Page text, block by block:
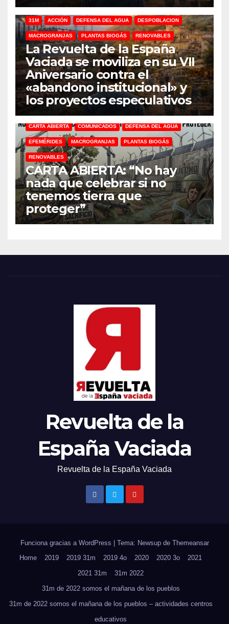
31M ACCIÓN DEFENSA DEL AGUA DESPOBLACION
MACROGRANJAS PLANTAS BIOGÁS RENOVABLES
La Revuelta de la España
Vaciada se moviliza en su VII
Aniversario contra el
«abandono institucional» y
los proyectos especulativos
CARTA ABIERTA COMUNICADOS DEFENSA DEL AGUA
EFEMÉRIDES MACROGRANJAS PLANTAS BIOGÁS
RENOVABLES
CARTA ABIERTA: “No hay
nada que celebrar si no
tenemos tierra que
proteger”
Revuelta de la
España Vaciada
Revuelta de la España Vaciada
Funciona gracias a WordPress Tema: Newsup de Themeansar
Home
2019 2019 31m 2019 4o 2020 2020 3o
2021
2021 31m
31m 2022
31m de 2022 somos el mañana de los pueblos
31m de 2022 somos el mañana de los pueblos – actividades centros
educativos